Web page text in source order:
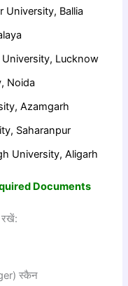
University, Ballia
Lucknow
Noida
Azamgarh
Saharanpur
University, Aligarh
Documents
रखें:
स्कैन